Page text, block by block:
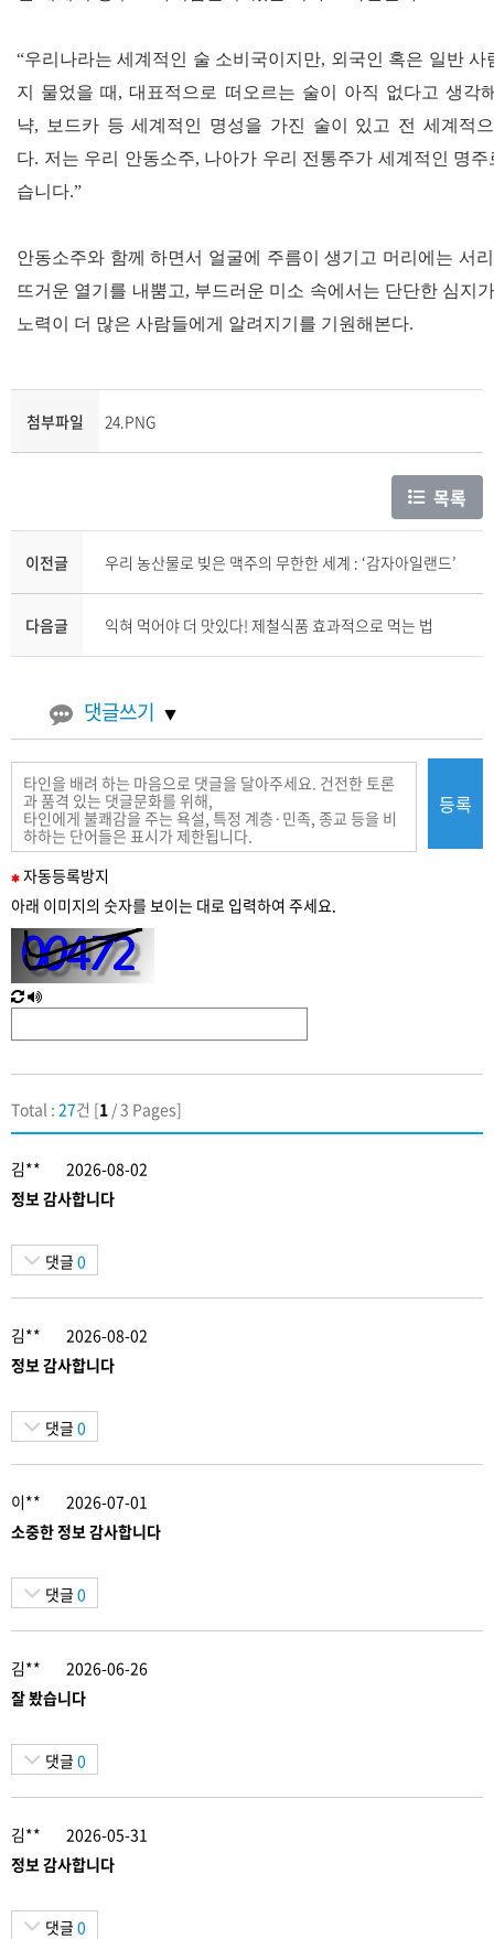
“우리나라는 세계적인 술 소비국이지만, 외국인 혹은 일반 사
지 물었을 때 ,대표적으로 떠오르는 술이 아직 없다고 생각
냑,
보드카 등 세계적인 명성을 가진 술이 있고 전 세계적
다. 저는 우리 안동소주, 나아가 우리 전통주가 세계적인 명
습니다.”
안동소주와 함께 하면서 얼굴에 주름이 생기고 머리에는 서
뜨거운 열기를 내뿜고, 부드러운 미소 속에서는 단단한 심지
노력이 더 많은 사람들에게 알려지기를 기원해본다.
첨부파일 24.PNG
목록
이전글 우리 농산물로 빚은 맥주의 무한한 세계 : ‘감자아일랜드’
다음글 익혀 먹어야 더 맛있다! 제철식품 효과적으로 먹는 법
댓글쓰기
필
수
력
자동등록방지
아래 이미지의 숫자를 보이는 대로 입력하여 주세요.
새
로
침
한
글
성
등록
Total : 27건 [1 / 3 Pages]
김**
2026-08-02
정보 감사합니다
댓글 0
김**
2026-08-02
정보 감사합니다
댓글 0
이**
2026-07-01
소중한 정보 감사합니다
댓글 0
김**
2026-06-26
잘 봤습니다
댓글 0
김**
2026-05-31
정보 감사합니다
댓글 0